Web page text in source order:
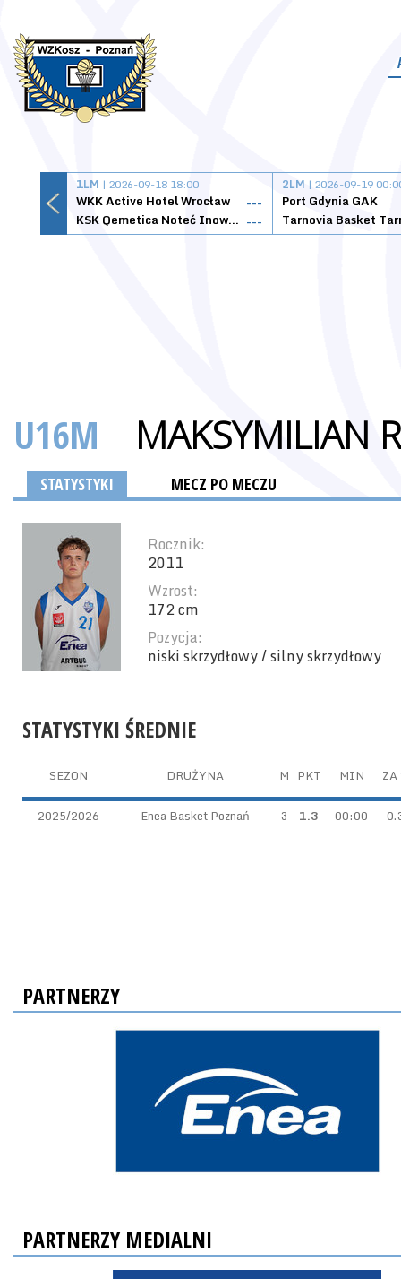
1LM | 2026-09-18 18:00
WKK Active Hotel Wrocław
---
KSK Qemetica Noteć Inowrocław ---
2LM | 2026-09-19
Port Gdynia GAK
U16M MAKSYMILIAN
STATYSTYKI MECZ PO MECZU
Rocznik:
2011
Wzrost:
172 cm
Pozycja:
niski skrzydłowy / silny skrzydłowy
STATYSTYKI ŚREDNIE
SEZON DRUŻYNA M PKT MIN
2025/2026 Enea Basket Poznań 3 1.3 00:00
PARTNERZY
PARTNERZY MEDIALNI